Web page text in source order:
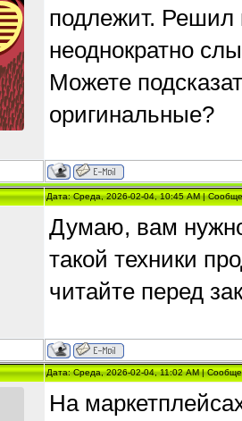
подлежит. Решил
неоднократно
Можете
оригинальные?
Дата: Среда, 2026-02-04, 10:45 AM |
Думаю, вам
такой техники
читайте перед
Дата: Среда, 2026-02-04, 11:02 AM |
На